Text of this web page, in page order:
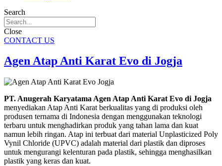
Search
Close
CONTACT US
Agen Atap Anti Karat Evo di Jogja
PT. Anugerah Karyatama Agen Atap Anti Karat Evo di Jogja
menyediakan Atap Anti Karat berkualitas yang di produksi oleh
produsen ternama di Indonesia dengan menggunakan teknologi
terbaru untuk menghadirkan produk yang tahan lama dan kuat
namun lebih ringan. Atap ini terbuat dari material Unplasticized Poly
Vynil Chloride (UPVC) adalah material dari plastik dan diproses
untuk mengurangi kelenturan pada plastik, sehingga menghasilkan
plastik yang keras dan kuat.